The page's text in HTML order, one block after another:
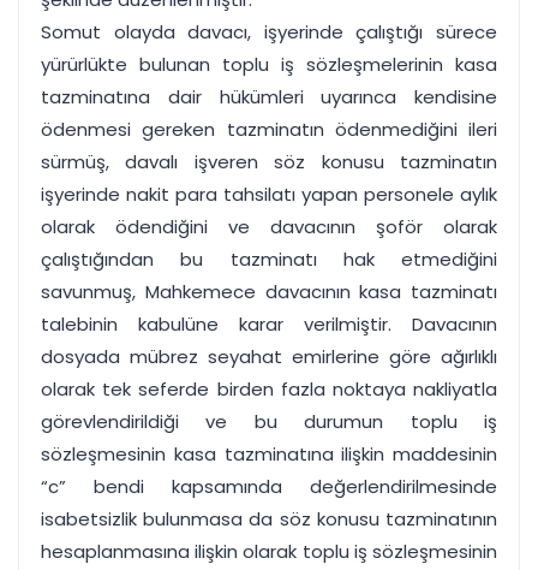
Somut olayda davacı, işyerinde çalıştığı sürece
yürürlükte bulunan toplu iş sözleşmelerinin kasa
tazminatına dair hükümleri uyarınca kendisine
ödenmesi gereken tazminatın ödenmediğini ileri
sürmüş, davalı işveren söz konusu tazminatın
işyerinde nakit para tahsilatı yapan personele aylık
olarak ödendiğini ve davacının şoför olarak
çalıştığından bu tazminatı hak etmediğini
savunmuş, Mahkemece davacının kasa tazminatı
talebinin kabulüne karar verilmiştir. Davacının
dosyada mübrez seyahat emirlerine göre ağırlıklı
olarak tek seferde birden fazla noktaya nakliyatla
görevlendirildiği ve bu durumun toplu iş
sözleşmesinin kasa tazminatına ilişkin maddesinin
“c” bendi kapsamında değerlendirilmesinde
isabetsizlik bulunmasa da söz konusu tazminatının
hesaplanmasına ilişkin olarak toplu iş sözleşmesinin